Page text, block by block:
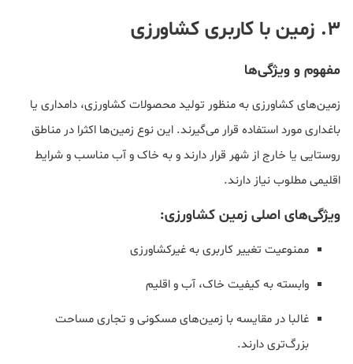
3. زمین با کاربری کشاورزی
مفهوم و ویژگی‌ها
زمین‌های کشاورزی به منظور تولید محصولات کشاورزی، دامداری یا
باغداری مورد استفاده قرار می‌گیرند. این نوع زمین‌ها اکثرا در مناطق
روستایی یا خارج از شهر قرار دارند و به خاک و آب مناسب و شرایط
اقلیمی مطلوب نیاز دارند.
ویژگی‌های اصلی زمین کشاورزی:
ممنوعیت تغییر کاربری به غیرکشاورزی
وابسته به کیفیت خاک، آب و اقلیم
غالبا در مقایسه با زمین‌های مسکونی و تجاری مساحت
بزرگ‌تری دارند.